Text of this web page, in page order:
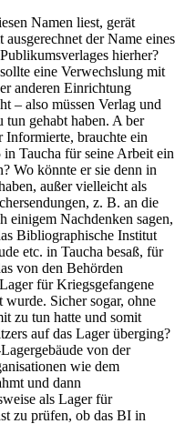
Namen liest, gerät
der Name eines
hierher?
eine Verwechslung mit
anderen Einrichtung
– also müssen Verlag und
gehabt haben. A ber
Informierte, brauchte ein
Taucha für seine Arbeit ein
Wo könnte er sie denn in
außer vielleicht als
z. B. an die
einigem Nachdenken sagen,
Bibliographische Institut
etc. in Taucha besaß, für
von den Behörden
für Kriegsgefangene
Sicher sogar, ohne
zu tun hatte und somit
auf das Lager überging?
von der
wie dem
und dann
als Lager für
zu prüfen, ob das BI in